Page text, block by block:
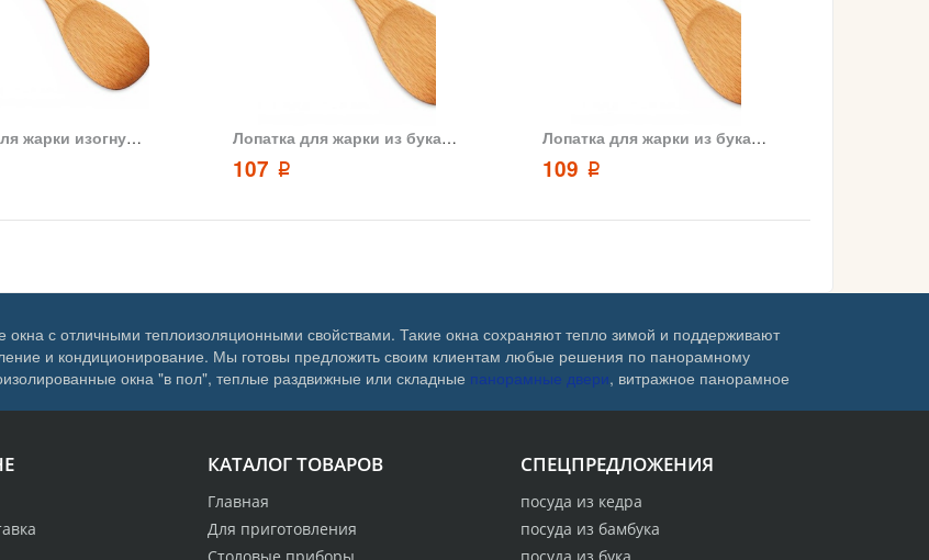
Лопатка для жарки изогнутая из бука ARKwood 22x5 Лопатка для жарки из бука ARKwood 28x5
107 p
Лопатка для жарки из бука ARKwood 28.5x5.5
109 p
с отличными теплоизоляционными свойствами. Такие окна сохраняют тепло зимой и поддерживают
и кондиционирование. Мы готовы предложить своим клиентам любые решения по панорамному
окна "в пол", теплые раздвижные или складные панорамные двери, витражное панорамное
КАТАЛОГ ТОВАРОВ
Главная
Для приготовления
СПЕЦПРЕДЛОЖЕНИЯ
посуда из кедра
посуда из бамбука